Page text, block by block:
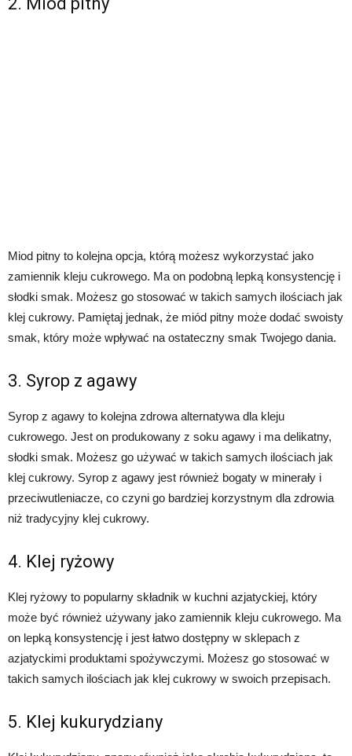
Miod pitny to kolejna opcja, którą możesz wykorzystać jako
zamiennik kleju cukrowego. Ma on podobną lepką konsystencję i
słodki smak. Możesz go stosować w takich samych ilościach jak
klej cukrowy. Pamiętaj jednak, że miód pitny może dodać swoisty
smak, który może wpływać na ostateczny smak Twojego dania.
3. Syrop z agawy
Syrop z agawy to kolejna zdrowa alternatywa dla kleju
cukrowego. Jest on produkowany z soku agawy i ma delikatny,
słodki smak. Możesz go używać w takich samych ilościach jak
klej cukrowy. Syrop z agawy jest również bogaty w minerały i
przeciwutleniacze, co czyni go bardziej korzystnym dla zdrowia
niż tradycyjny klej cukrowy.
4. Klej ryżowy
Klej ryżowy to popularny składnik w kuchni azjatyckiej, który
może być również używany jako zamiennik kleju cukrowego. Ma
on lepką konsystencję i jest łatwo dostępny w sklepach z
azjatyckimi produktami spożywczymi. Możesz go stosować w
takich samych ilościach jak klej cukrowy w swoich przepisach.
5. Klej kukurydziany